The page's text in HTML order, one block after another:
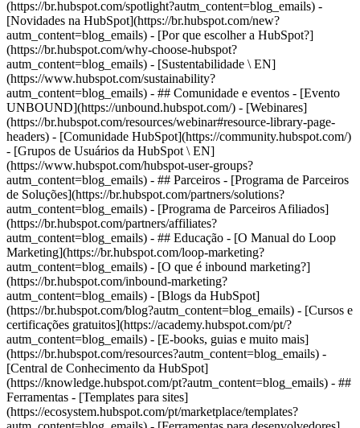
(https://br.hubspot.com/spotlight?autm_content=blog_emails) -
[Novidades na HubSpot](https://br.hubspot.com/new?
autm_content=blog_emails) - [Por que escolher a HubSpot?]
(https://br.hubspot.com/why-choose-hubspot?
autm_content=blog_emails) - [Sustentabilidade \ EN]
(https://www.hubspot.com/sustainability?
autm_content=blog_emails) - ## Comunidade e eventos - [Evento
UNBOUND](https://unbound.hubspot.com/) - [Webinares]
(https://br.hubspot.com/resources/webinar#resource-library-page-
headers) - [Comunidade HubSpot](https://community.hubspot.com/)
- [Grupos de Usuários da HubSpot \ EN]
(https://www.hubspot.com/hubspot-user-groups?
autm_content=blog_emails) - ## Parceiros - [Programa de Parceiros
de Soluções](https://br.hubspot.com/partners/solutions?
autm_content=blog_emails) - [Programa de Parceiros Afiliados]
(https://br.hubspot.com/partners/affiliates?
autm_content=blog_emails) - ## Educação - [O Manual do Loop
Marketing](https://br.hubspot.com/loop-marketing?
autm_content=blog_emails) - [O que é inbound marketing?]
(https://br.hubspot.com/inbound-marketing?
autm_content=blog_emails) - [Blogs da HubSpot]
(https://br.hubspot.com/blog?autm_content=blog_emails) - [Cursos e
certificações gratuitos](https://academy.hubspot.com/pt/?
autm_content=blog_emails) - [E-books, guias e muito mais]
(https://br.hubspot.com/resources?autm_content=blog_emails) -
[Central de Conhecimento da HubSpot]
(https://knowledge.hubspot.com/pt?autm_content=blog_emails) - ##
Ferramentas - [Templates para sites]
(https://ecosystem.hubspot.com/pt/marketplace/templates?